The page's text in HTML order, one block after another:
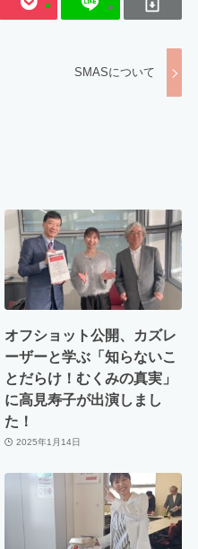
SMASについて
オフショット公開、カズレ
ーザーと学ぶ「知らないこ
とだらけ！むくみの真実」
に高見寿子が出演しまし
た！
2025年1月14日